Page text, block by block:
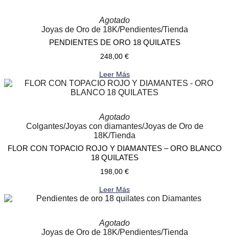
Agotado
Joyas de Oro de 18K/Pendientes/Tienda
PENDIENTES DE ORO 18 QUILATES
248,00 €
Leer Más
Agotado
Colgantes/Joyas con diamantes/Joyas de Oro de
18K/Tienda
FLOR CON TOPACIO ROJO Y DIAMANTES – ORO BLANCO
18 QUILATES
198,00 €
Leer Más
Agotado
Joyas de Oro de 18K/Pendientes/Tienda